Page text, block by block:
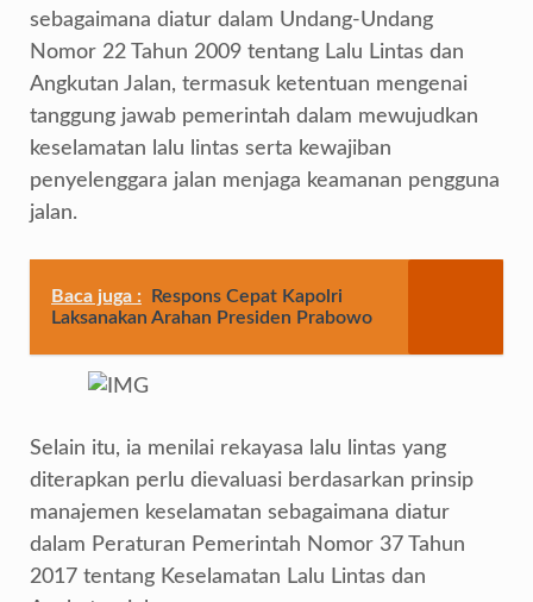
sebagaimana diatur dalam Undang-Undang
Nomor 22 Tahun 2009 tentang Lalu Lintas dan
Angkutan Jalan, termasuk ketentuan mengenai
tanggung jawab pemerintah dalam mewujudkan
keselamatan lalu lintas serta kewajiban
penyelenggara jalan menjaga keamanan pengguna
jalan.
Baca juga :
Respons Cepat Kapolri
Laksanakan Arahan Presiden Prabowo
Selain itu, ia menilai rekayasa lalu lintas yang
diterapkan perlu dievaluasi berdasarkan prinsip
manajemen keselamatan sebagaimana diatur
dalam Peraturan Pemerintah Nomor 37 Tahun
2017 tentang Keselamatan Lalu Lintas dan